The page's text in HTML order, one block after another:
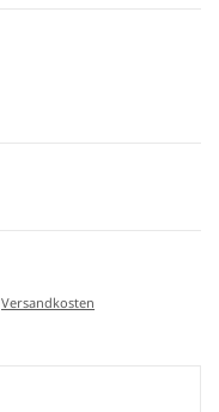
Versandkosten